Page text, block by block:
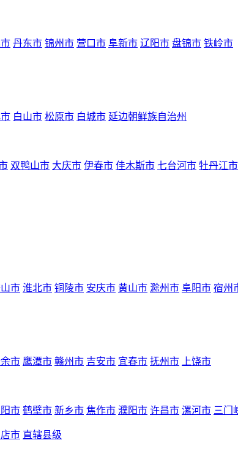
丹东市 锦州市 营口市 阜新市 辽阳市 盘锦市 铁岭市
白山市 松原市 白城市 延边朝鲜族自治州
双鸭山市 大庆市 伊春市 佳木斯市 七台河市 牡丹江市
市 淮北市 铜陵市 安庆市 黄山市 滁州市 阜阳市 宿州
市 鹰潭市 赣州市 吉安市 宜春市 抚州市 上饶市
市 鹤壁市 新乡市 焦作市 濮阳市 许昌市 漯河市 三门
市 直辖县级